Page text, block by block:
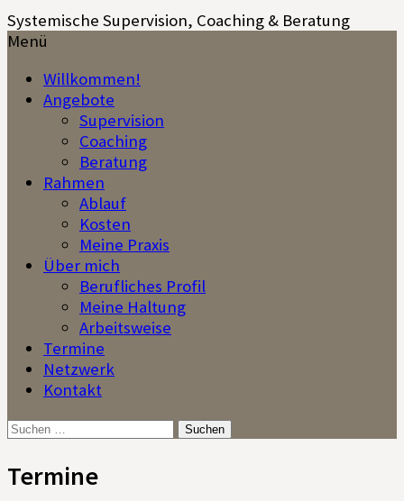
zum
Inhalt
Systemische Supervision, Coaching & Beratung
Menü
Willkommen!
Angebote
Supervision
Coaching
Beratung
Rahmen
Ablauf
Kosten
Meine Praxis
Über mich
Berufliches Profil
Meine Haltung
Arbeitsweise
Termine
Netzwerk
Kontakt
Suchen
Termine